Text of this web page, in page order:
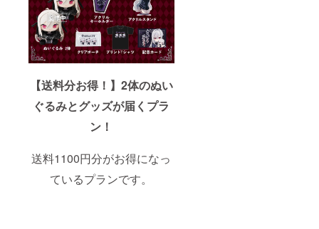
【送料分お得！】2体のぬい
ぐるみとグッズが届くプラ
ン！
送料1100円分がお得になっ
ているプランです。